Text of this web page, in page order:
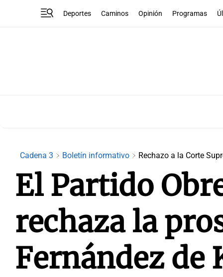
Deportes Caminos Opinión Programas
Cadena 3 Boletín informativo Rechazo a la Corte
El Partido
rechaza la
Fernández de